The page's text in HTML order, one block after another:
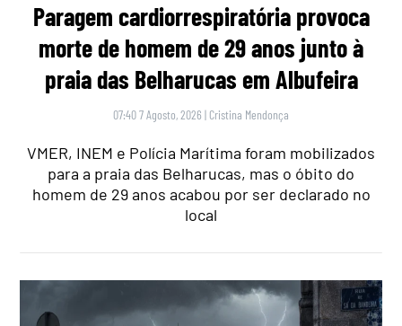
Paragem cardiorrespiratória provoca
morte de homem de 29 anos junto à
praia das Belharucas em Albufeira
07:40 7 Agosto, 2026 | Cristina Mendonça
VMER, INEM e Polícia Marítima foram mobilizados
para a praia das Belharucas, mas o óbito do
homem de 29 anos acabou por ser declarado no
local